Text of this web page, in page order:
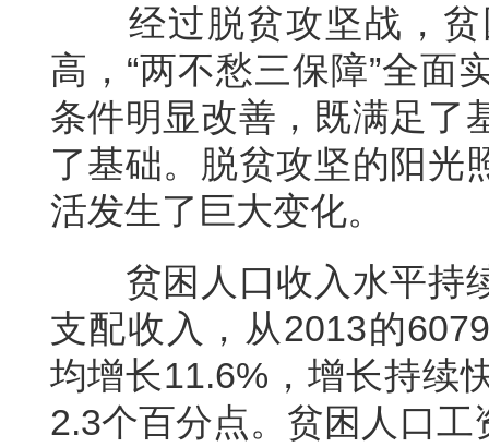
经过脱贫攻坚战，
高，“两不愁三保障”全面
条件明显改善，既满足了
了基础。脱贫攻坚的阳光
活发生了巨大变化。
贫困人口收入水平持
支配收入，从2013的
均增长11.6%，增长持续
2.3个百分点。贫困人口